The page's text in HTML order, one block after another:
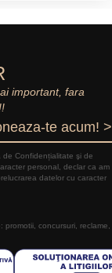
important, fara
te acum! >
de Confidențialitate şi de
personal, declar ca am
datelor cu caracter
concursuri, reclame,